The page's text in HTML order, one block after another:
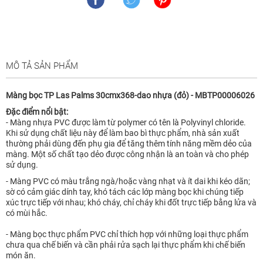
MÔ TẢ SẢN PHẨM
Màng bọc TP Las Palms 30cmx368-dao nhựa (đỏ) - MBTP00006026
Đặc điểm nổi bật:
- Màng nhựa PVC được làm từ polymer có tên là Polyvinyl chloride.
Khi sử dụng chất liệu này để làm bao bì thực phẩm, nhà sản xuất
thường phải dùng đến phụ gia để tăng thêm tính năng mềm dẻo của
màng. Một số chất tạo dẻo được công nhận là an toàn và cho phép
sử dụng.
- Màng PVC có màu trắng ngà/hoặc vàng nhạt và ít dai khi kéo dãn;
sờ có cảm giác dính tay, khó tách các lớp màng bọc khi chúng tiếp
xúc trực tiếp với nhau; khó cháy, chỉ cháy khi đốt trực tiếp bằng lửa và
có mùi hắc.
- Màng bọc thực phẩm PVC chỉ thích hợp với những loại thực phẩm
chưa qua chế biến và cần phải rửa sạch lại thực phẩm khi chế biến
món ăn.